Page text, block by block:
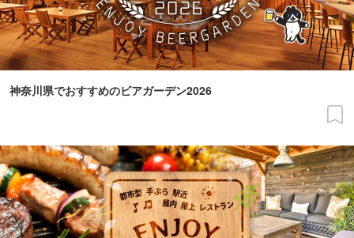
神奈川県でおすすめのビアガーデン2026